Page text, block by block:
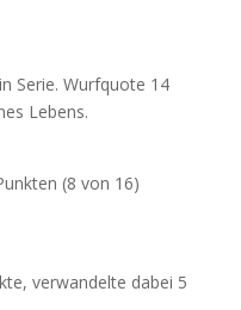
Serie. Wurfquote 14
Lebens.
(8 von 16)
verwandelte dabei 5